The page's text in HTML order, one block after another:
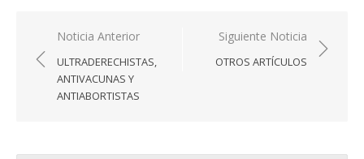
Navegación
de
entradas
Noticia Anterior
ULTRADERECHISTAS,
ANTIVACUNAS Y
ANTIABORTISTAS
Siguiente Noticia
OTROS ARTÍCULOS